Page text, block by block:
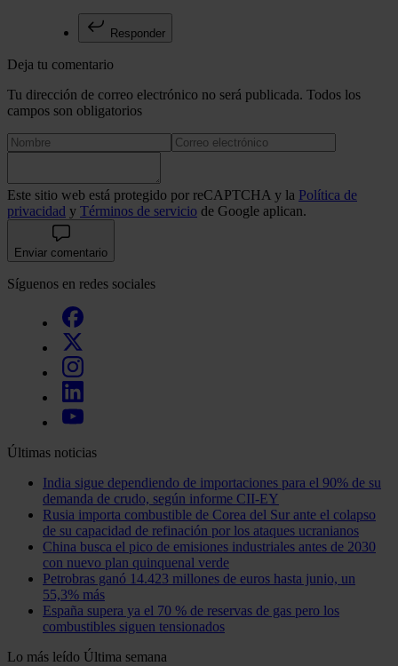
Responder
Deja tu comentario
Tu dirección de correo electrónico no será publicada. Todos los
campos son obligatorios
Este sitio web está protegido por reCAPTCHA y la Política de
privacidad y Términos de servicio de Google aplican.
Enviar comentario
Síguenos en redes sociales
Últimas noticias
India sigue dependiendo de importaciones para el 90% de su
demanda de crudo, según informe CII-EY
Rusia importa combustible de Corea del Sur ante el colapso
de su capacidad de refinación por los ataques ucranianos
China busca el pico de emisiones industriales antes de 2030
con nuevo plan quinquenal verde
Petrobras ganó 14.423 millones de euros hasta junio, un
55,3% más
España supera ya el 70 % de reservas de gas pero los
combustibles siguen tensionados
Lo más leído Última semana